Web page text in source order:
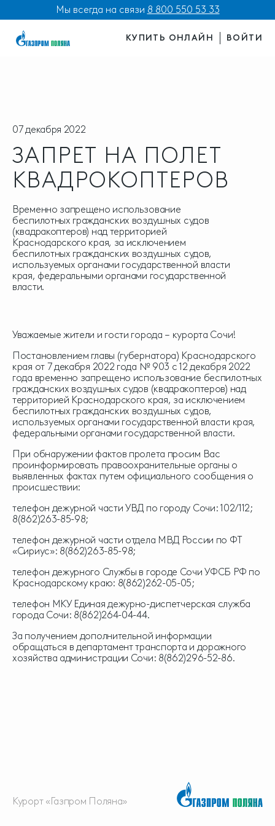
Мы всегда на связи 8 800 550 53 33
КУПИТЬ ОНЛАЙН ВОЙТИ
07 декабря 2022
ЗАПРЕТ НА ПОЛЕТ
КВАДРОКОПТЕРОВ
Временно запрещено использование
беспилотных гражданских воздушных судов
(квадракоптеров) над территорией
Краснодарского края, за исключением
беспилотных гражданских воздушных судов,
используемых органами государственной власти
края, федеральными органами государственной
власти.
Уважаемые жители и гости города – курорта Сочи!
Постановлением главы (губернатора) Краснодарского
края от 7 декабря 2022 года № 903 с 12 декабря 2022
года временно запрещено использование беспилотных
гражданских воздушных судов (квадракоптеров) над
территорией Краснодарского края, за исключением
беспилотных гражданских воздушных судов,
используемых органами государственной власти края,
федеральными органами государственной власти.
При обнаружении фактов пролета просим Вас
проинформировать правоохранительные органы о
выявленных фактах путем официального сообщения о
происшествии:
телефон дежурной части УВД по городу Сочи: 102/112;
8(862)263-85-98;
телефон дежурной части отдела МВД России по ФТ
«Сириус»: 8(862)263-85-98;
телефон дежурного Службы в городе Сочи УФСБ РФ по
Краснодарскому краю: 8(862)262-05-05;
телефон МКУ Единая дежурно-диспетчерская служба
города Сочи: 8(862)264-04-44.
За получением дополнительной информации
обращаться в департамент транспорта и дорожного
хозяйства администрации Сочи: 8(862)296-52-86.
Курорт «Газпром Поляна»